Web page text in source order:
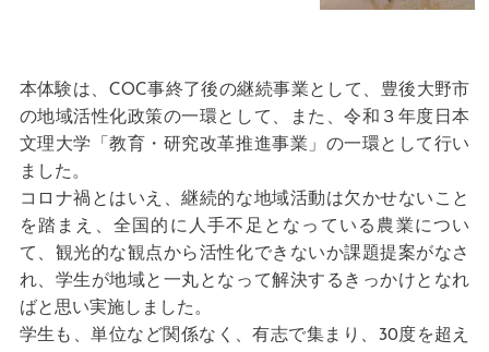
本体験は、COC事終了後の継続事業として、豊後大野市
の地域活性化政策の一環として、また、令和３年度日本
文理大学「教育・研究改革推進事業」の一環として行い
ました。
コロナ禍とはいえ、継続的な地域活動は欠かせないこと
を踏まえ、全国的に人手不足となっている農業につい
て、観光的な観点から活性化できないか課題提案がなさ
れ、学生が地域と一丸となって解決するきっかけとなれ
ばと思い実施しました。
学生も、単位など関係なく、有志で集まり、30度を超え